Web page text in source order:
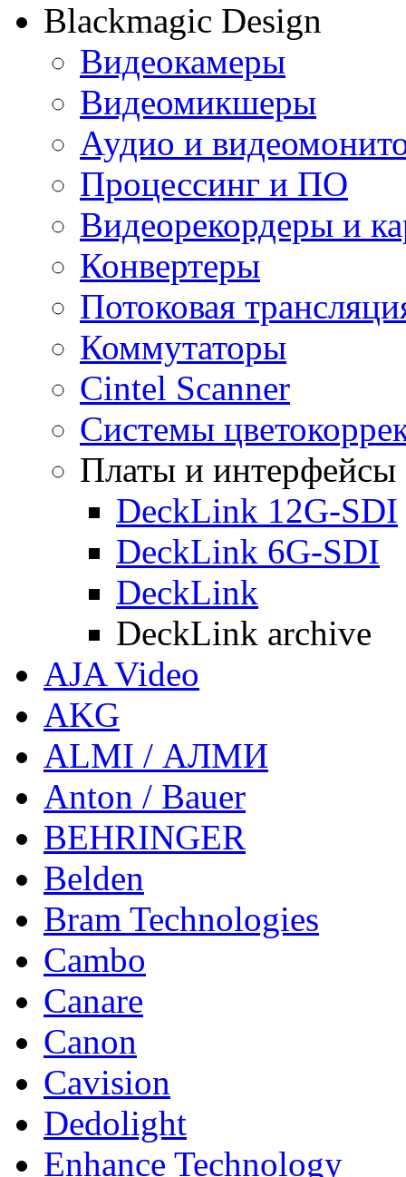
Blackmagic Design
Видеокамеры
Видеомикшеры
Аудио и
Процессинг и ПО
Видеорекордеры и
Конвертеры
Потоковая
Коммутаторы
Cintel Scanner
Системы
Платы и интерфейсы
DeckLink 12G-SDI
DeckLink 6G-SDI
DeckLink
DeckLink archive
AJA Video
AKG
ALMI / АЛМИ
Anton / Bauer
BEHRINGER
Belden
Bram Technologies
Cambo
Canare
Canon
Cavision
Dedolight
Enhance Technology